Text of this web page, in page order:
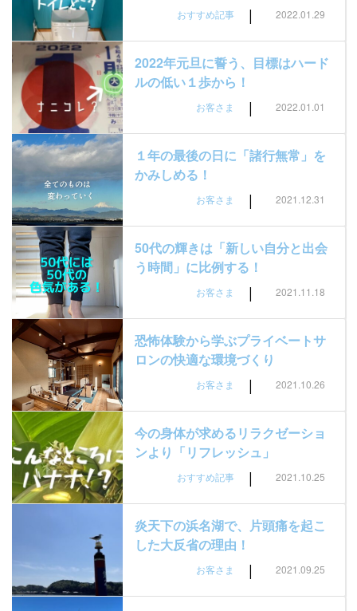
おすすめ記事 | 2022.01.29
2022年元旦に誓う、目標はハード
ルの低い１歩から！
お客さま | 2022.01.01
１年の最後の日に「諸行無常」を
かみしめる！
お客さま | 2021.12.31
50代の輝きは「新しい自分と出会
う時間」に比例する！
お客さま | 2021.11.18
恐怖体験から学ぶプライベートサ
ロンの快適な環境づくり
お客さま | 2021.10.26
今の身体が求めるリラクゼーショ
ンより「リフレッシュ」
おすすめ記事 | 2021.10.25
炎天下の浜名湖で、片頭痛を起こ
した大反省の理由！
お客さま | 2021.09.25